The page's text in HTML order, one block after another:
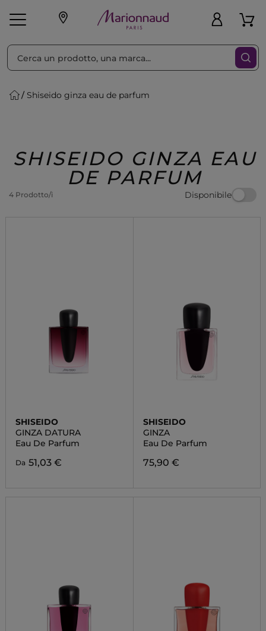
Make-up Profumi
Regalo
Shiseido ginza eau de parfum
SHISEIDO GINZA EAU
DE PARFUM
4 Prodotto/i Disponibile
Ordina per Filtra
SHISEIDO
GINZA DATURA
Eau De Parfum
Da 51,03 €
SHISEIDO
GINZA
Eau De Parfum
75,90 €